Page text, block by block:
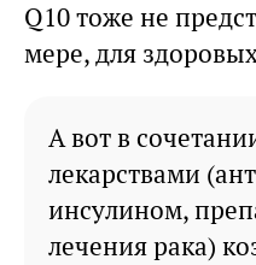
Q10 тоже не
мере, для
А вот в
лекарствами
инсулином,
лечения рака)